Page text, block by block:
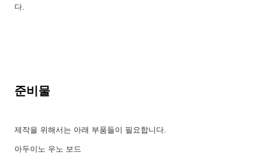
다.
준비물
제작을 위해서는 아래 부품들이 필요합니다.
아두이노 우노 보드